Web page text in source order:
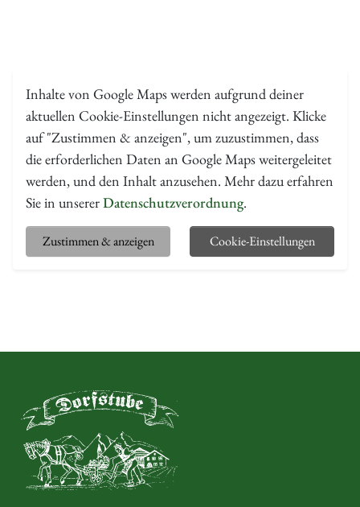
Inhalte von Google Maps werden aufgrund deiner
aktuellen Cookie-Einstellungen nicht angezeigt. Klicke
auf "Zustimmen & anzeigen", um zuzustimmen, dass
die erforderlichen Daten an Google Maps weitergeleitet
werden, und den Inhalt anzusehen. Mehr dazu erfahren
Sie in unsererDatenschutzverordnung.
Zustimmen & anzeigen Cookie-Einstellungen